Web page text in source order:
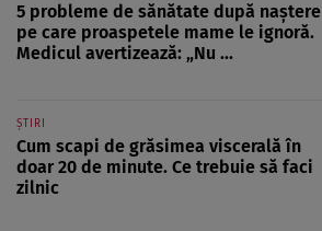
5 probleme de sănătate după naștere
pe care proaspetele mame le ignoră.
Medicul avertizează: „Nu ...
ȘTIRI
Cum scapi de grăsimea viscerală în
doar 20 de minute. Ce trebuie să faci
zilnic